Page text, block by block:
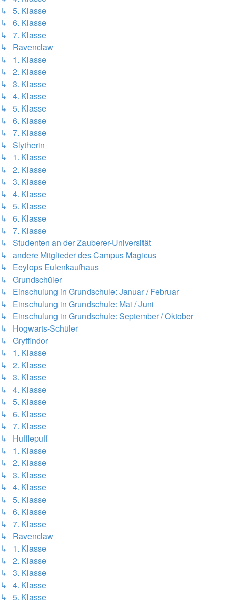
↳ 5. Klasse
↳ 6. Klasse
↳ 7. Klasse
↳ Ravenclaw
↳ 1. Klasse
↳ 2. Klasse
↳ 3. Klasse
↳ 4. Klasse
↳ 5. Klasse
↳ 6. Klasse
↳ 7. Klasse
↳ Slytherin
↳ 1. Klasse
↳ 2. Klasse
↳ 3. Klasse
↳ 4. Klasse
↳ 5. Klasse
↳ 6. Klasse
↳ 7. Klasse
↳ Studenten an der Zauberer-Universität
↳ andere Mitglieder des Campus Magicus
↳ Eeylops Eulenkaufhaus
↳ Grundschüler
↳ Einschulung in Grundschule: Januar / Februar
↳ Einschulung in Grundschule: Mai / Juni
↳ Einschulung in Grundschule: September / Oktober
↳ Hogwarts-Schüler
↳ Gryffindor
↳ 1. Klasse
↳ 2. Klasse
↳ 3. Klasse
↳ 4. Klasse
↳ 5. Klasse
↳ 6. Klasse
↳ 7. Klasse
↳ Hufflepuff
↳ 1. Klasse
↳ 2. Klasse
↳ 3. Klasse
↳ 4. Klasse
↳ 5. Klasse
↳ 6. Klasse
↳ 7. Klasse
↳ Ravenclaw
↳ 1. Klasse
↳ 2. Klasse
↳ 3. Klasse
↳ 4. Klasse
↳ 5. Klasse